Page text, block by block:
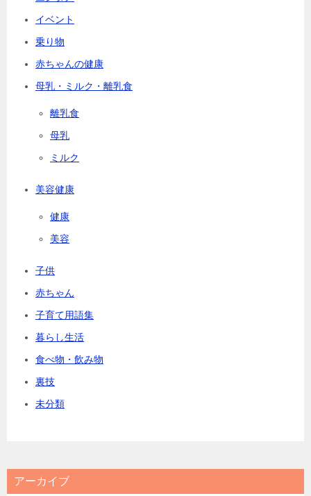
イベント
乗り物
赤ちゃんの健康
母乳・ミルク・離乳食
離乳食
母乳
ミルク
美容健康
健康
美容
子供
赤ちゃん
子育て用語集
暮らし生活
食べ物・飲み物
裏技
未分類
アーカイブ